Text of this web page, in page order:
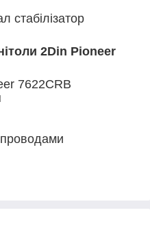
стабілізатор
2Din Pioneer
7622CRB